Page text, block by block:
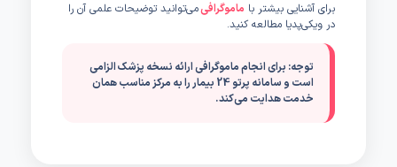
برای آشنایی بیشتر با ماموگرافیمی‌توانید توضیحات علمی آن را
در ویکی‌پدیا مطالعه کنید.
توجه: برای انجام ماموگرافی ارائه نسخه پزشک الزامی
است و سامانه پرتو 24 بیمار را به مرکز مناسب همان
خدمت هدایت می‌کند.